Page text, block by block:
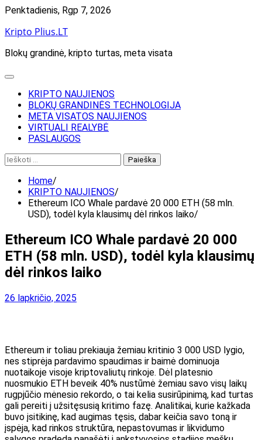
Skip
content
Penktadienis, Rgp 7, 2026
Kripto Plius.LT
Blokų grandinė, kripto turtas, meta visata
KRIPTO NAUJIENOS
BLOKŲ GRANDINĖS TECHNOLOGIJA
META VISATOS NAUJIENOS
VIRTUALI REALYBĖ
PASLAUGOS
Ieškoti:
Home
KRIPTO NAUJIENOS
Ethereum ICO Whale pardavė 20 000 ETH (58 mln.
USD), todėl kyla klausimų dėl rinkos laiko
Ethereum ICO Whale pardavė 20 000
ETH (58 mln. USD), todėl kyla klausimų
dėl rinkos laiko
26 lapkričio, 2025
Ethereum ir toliau prekiauja žemiau kritinio 3 000 USD lygio,
nes stiprėja pardavimo spaudimas ir baimė dominuoja
nuotaikoje visoje kriptovaliutų rinkoje. Dėl platesnio
nuosmukio ETH beveik 40% nustūmė žemiau savo visų laikų
rugpjūčio mėnesio rekordo, o tai kelia susirūpinimą, kad turtas
gali pereiti į užsitęsusią kritimo fazę. Analitikai, kurie kažkada
buvo įsitikinę, kad augimas tęsis, dabar keičia savo toną ir
įspėja, kad rinkos struktūra, nepastovumas ir likvidumo